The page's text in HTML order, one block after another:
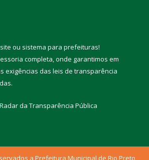
ou sistema para prefeituras!
completa, onde garantimos em
exigências das leis de transparência
Radar da Transparência Pública